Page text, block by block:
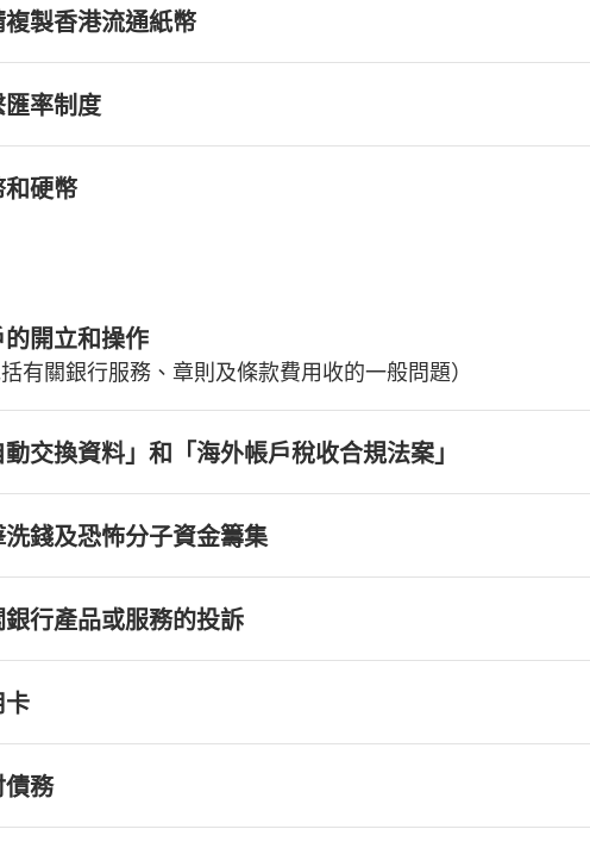
複製香港流通紙幣
匯率制度
和硬幣
的開立和操作
括有關銀行服務、章則及條款費用收的一般問題）
動交換資料」和「海外帳戶稅收合規法案」
洗錢及恐怖分子資金籌集
銀行產品或服務的投訴
卡
債務